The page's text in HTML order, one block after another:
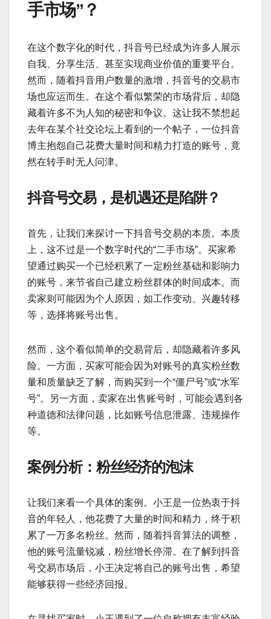
手市场”？
在这个数字化的时代，抖音号已经成为许多人展示
自我、分享生活、甚至实现商业价值的重要平台。
然而，随着抖音用户数量的激增，抖音号的交易市
场也应运而生。在这个看似繁荣的市场背后，却隐
藏着许多不为人知的秘密和争议。这让我不禁想起
去年在某个社交论坛上看到的一个帖子，一位抖音
博主抱怨自己花费大量时间和精力打造的账号，竟
然在转手时无人问津。
抖音号交易，是机遇还是陷阱？
首先，让我们来探讨一下抖音号交易的本质。本质
上，这不过是一个数字时代的“二手市场”。买家希
望通过购买一个已经积累了一定粉丝基础和影响力
的账号，来节省自己建立粉丝群体的时间成本。而
卖家则可能因为个人原因，如工作变动、兴趣转移
等，选择将账号出售。
然而，这个看似简单的交易背后，却隐藏着许多风
险。一方面，买家可能会因为对账号的真实粉丝数
量和质量缺乏了解，而购买到一个“僵尸号”或“水军
号”。另一方面，卖家在出售账号时，可能会遇到各
种道德和法律问题，比如账号信息泄露、违规操作
等。
案例分析：粉丝经济的泡沫
让我们来看一个具体的案例。小王是一位热衷于抖
音的年轻人，他花费了大量的时间和精力，终于积
累了一万多名粉丝。然而，随着抖音算法的调整，
他的账号流量锐减，粉丝增长停滞。在了解到抖音
号交易市场后，小王决定将自己的账号出售，希望
能够获得一些经济回报。